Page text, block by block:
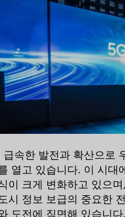
급속한 발전과 확산으로
열고 있습니다. 이 시대
이 크게 변화하고 있으며,
시 정보 보급의 중요한
도전에 직면해 있습니다.